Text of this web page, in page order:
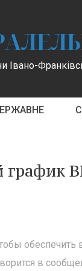
Івано-
график
обеспечить
в